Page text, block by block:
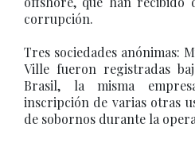
corrupción.
Tres sociedades anónimas:
Ville fueron registradas
Brasil, la misma
inscripción de varias otras
de sobornos durante la